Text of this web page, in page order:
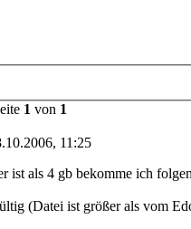
1 von 1
11:25
ist als 4 gb bekomme ich
(Datei ist größer als vom